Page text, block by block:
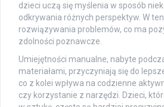
dzieci uczą się myślenia w sposób
odkrywania różnych perspektyw. W
rozwiązywania problemów, co ma
zdolności poznawcze.
Umiejętności manualne, nabyte
materiałami, przyczyniają się do
co z kolei wpływa na codzienne
czy korzystanie z narzędzi. Dzieci,